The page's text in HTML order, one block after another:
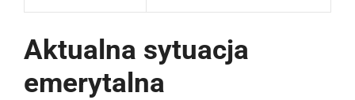
Aktualna sytuacja
emerytalna